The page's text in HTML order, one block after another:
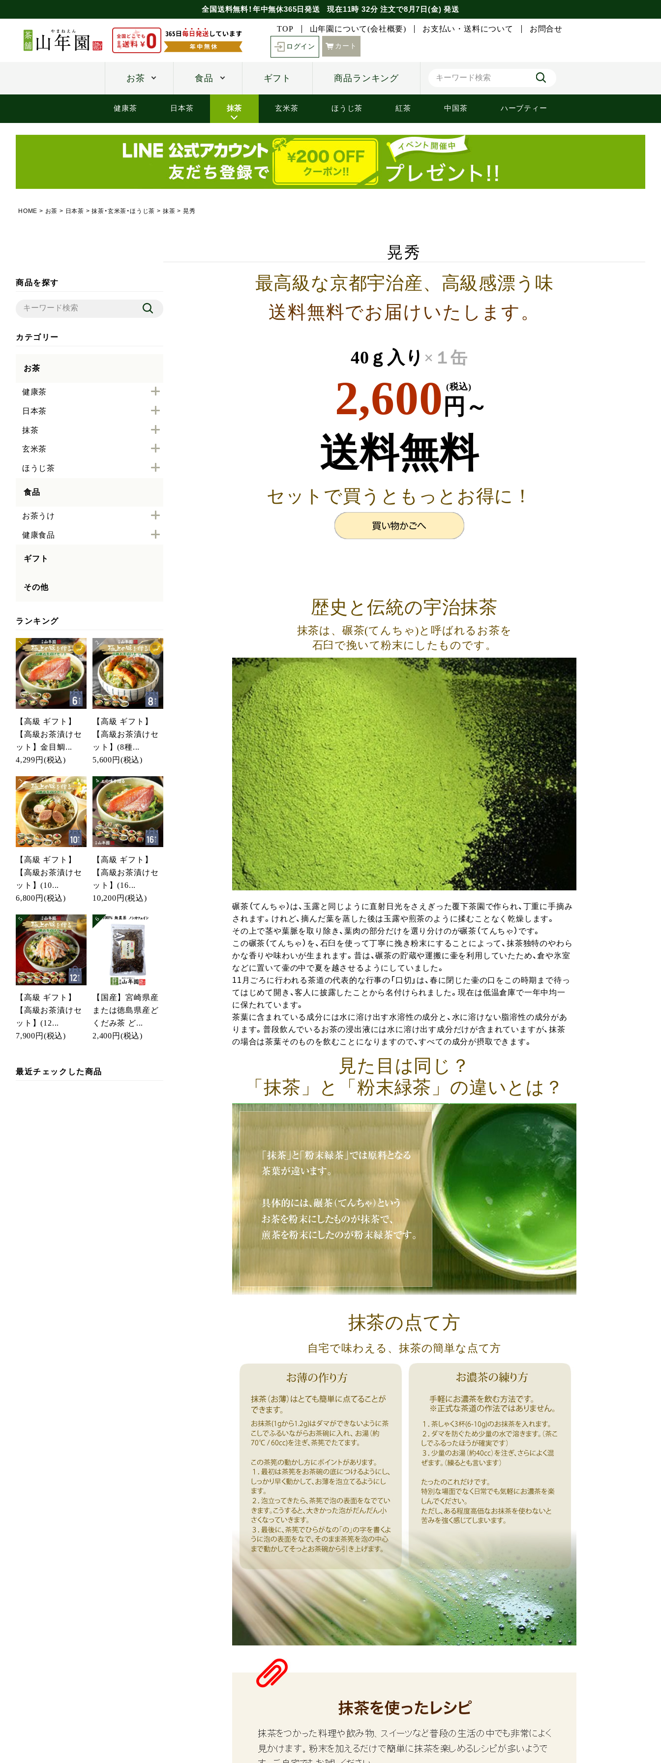
全国送料無料！年中無休365日発送 現在11時 32分注文で8月7日(金) 発送
TOP 山年園について(会社概要) お支払い・送料について お問合せ
ログイン カート
お茶 食品 ギフト 商品ランキング
健康茶 日本茶 抹茶 玄米茶 ほうじ茶 紅茶 中国茶 ハーブティー
HOME お茶 日本茶 抹茶・玄米茶・ほうじ茶 抹茶 晃秀
商品を探す
カテゴリー
お茶
健康茶
日本茶
抹茶
玄米茶
ほうじ茶
食品
お茶うけ
健康食品
ギフト
その他
ランキング
【高級 ギフト】
【高級お茶漬けセ
ット】金目鯛...
4,299円 (税込)
【高級 ギフト】
【高級お茶漬けセ
ット】(8種...
5,600円 (税込)
【高級 ギフト】
【高級お茶漬けセ
ット】(10...
6,800円 (税込)
【高級 ギフト】
【高級お茶漬けセ
ット】(16...
10,200円 (税込)
【高級 ギフト】
【高級お茶漬けセ
ット】(12...
7,900円 (税込)
【国産】宮崎県産
または徳島県産ど
くだみ茶 ど...
2,400円 (税込)
最近チェックした商品
晃秀
最高級な京都宇治産、高級感漂う味
送料無料でお届けいたします。
40ｇ入り ×１缶
2,600 円～
(税込)
送料無料
セットで買うともっとお得に！
歴史と伝統の宇治抹茶
抹茶は、碾茶(てんちゃ)と呼ばれるお茶を
石臼で挽いて粉末にしたものです。
碾茶（てんちゃ）は、玉露と同じように直射日光をさえぎった覆下茶園で作られ、丁重に手摘み
されます。けれど、摘んだ葉を蒸した後は玉露や煎茶のように揉むことなく乾燥します。
その上で茎や葉脈を取り除き、葉肉の部分だけを選り分けのが碾茶（てんちゃ）です。
この碾茶（てんちゃ）を、石臼を使って丁寧に挽き粉末にすることによって、抹茶独特のやわら
かな香りや味わいが生まれます。昔は、碾茶の貯蔵や運搬に壷を利用していたため、倉や氷室
などに置いて壷の中で夏を越させるようにしていました。
11月ごろに行われる茶道の代表的な行事の「口切」は、春に閉じた壷の口をこの時期まで待っ
てはじめて開き、客人に披露したことから名付けられました。現在は低温倉庫で一年中均一
に保たれています。
茶葉に含まれている成分には水に溶け出す水溶性の成分と、水に溶けない脂溶性の成分があ
ります。普段飲んでいるお茶の浸出液には水に溶け出す成分だけが含まれていますが、抹茶
の場合は茶葉そのものを飲むことになりますので、すべての成分が摂取できます。
見た目は同じ？
「抹茶」と「粉末緑茶」の違いとは？
抹茶の点て方
自宅で味わえる、抹茶の簡単な点て方